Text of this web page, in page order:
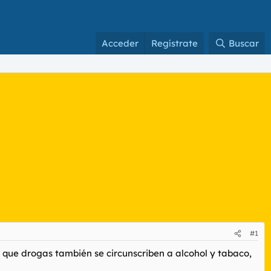
Acceder Regístrate Buscar
#1
drogas también se circunscriben a alcohol y tabaco,